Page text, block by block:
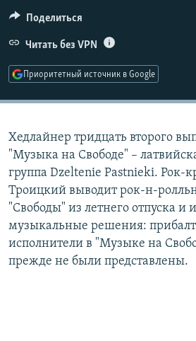
Поделиться
Читать без VPN
Приоритетный источник в Google
Хедлайнер тридцать второго
"Музыка на Свободе" –
группа Dzeltenie Pastnieki. Рок-
Троицкий выводит рок-н-
"Свободы" из летнего отпуска
музыкальные решения:
исполнители в "Музыке на
прежде не были представлены.